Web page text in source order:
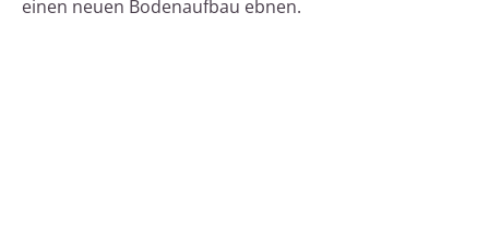
einen neuen Bodenaufbau ebnen.